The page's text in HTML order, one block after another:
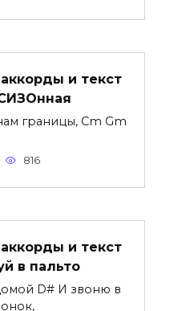
и текст
границы, Cm Gm
816
и текст
в пальто
D# И звоню в